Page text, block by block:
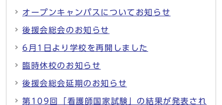
オープンキャンパスについてお知らせ
後援会総会のお知らせ
6月1日より学校を再開しました
臨時休校のお知らせ
後援会総会延期のお知らせ
第109回「看護師国家試験」の結果が発表され